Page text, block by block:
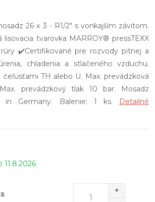
26 x 3 - R1/2" s vonkajším závitom.
lisovacia tvarovka MARROY® pressTEXX
✔️Certifikované pre rozvody pitnej a
chladenia a stlačeného vzduchu.
čeľusťami TH alebo U. Max. prevádzková
prevádzkový tlak 10 bar. Mosadz
in Germany. Balenie: 1 ks.
Detailné
11.8.2026